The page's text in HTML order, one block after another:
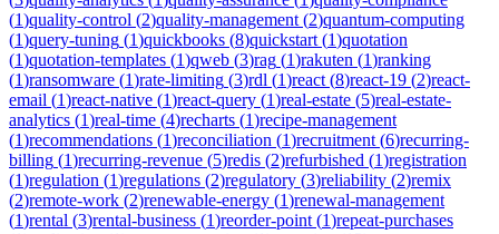
(1)quality-control (2)quality-management (2)quantum-computing
(1)query-tuning (1)quickbooks (8)quickstart (1)quotation
(1)quotation-templates (1)qweb (3)rag (1)rakuten (1)ranking
(1)ransomware (1)rate-limiting (3)rdl (1)react (8)react-19 (2)react-
email (1)react-native (1)react-query (1)real-estate (5)real-estate-
analytics (1)real-time (4)recharts (1)recipe-management
(1)recommendations (1)reconciliation (1)recruitment (6)recurring-
billing (1)recurring-revenue (5)redis (2)refurbished (1)registration
(1)regulation (1)regulations (2)regulatory (3)reliability (2)remix
(2)remote-work (2)renewable-energy (1)renewal-management
(1)rental (3)rental-business (1)reorder-point (1)repeat-purchases